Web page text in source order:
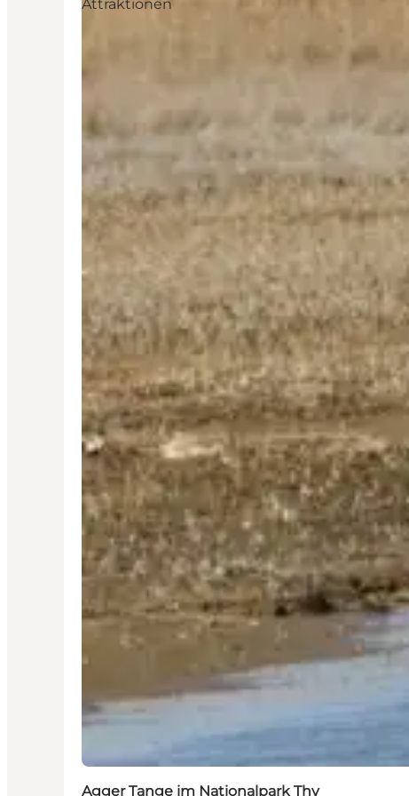
Attraktionen
Agger Tange im Nationalpark Thy